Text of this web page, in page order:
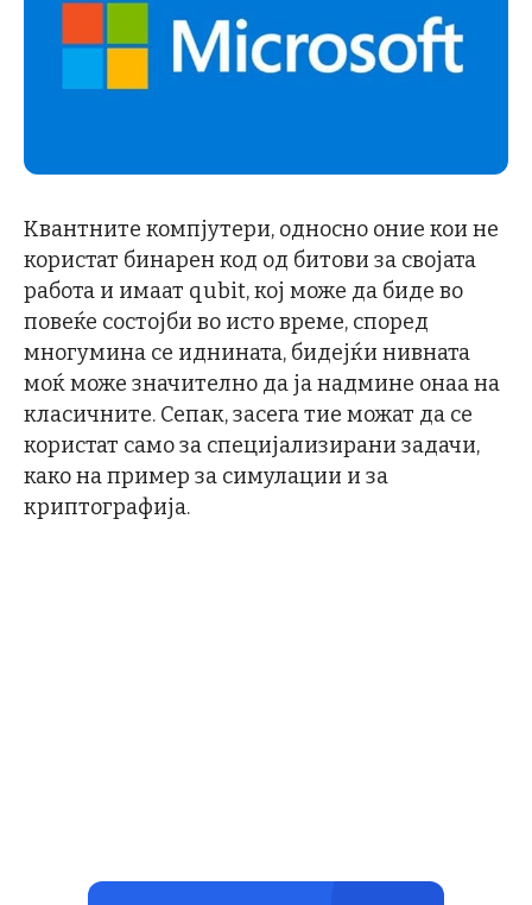
Квантните компјутери, односно оние кои не
користат бинарен код од битови за својата
работа и имаат qubit, кој може да биде во
повеќе состојби во исто време, според
многумина се иднината, бидејќи нивната
моќ може значително да ја надмине онаа на
класичните. Сепак, засега тие можат да се
користат само за специјализирани задачи,
како на пример за симулации и за
криптографија.